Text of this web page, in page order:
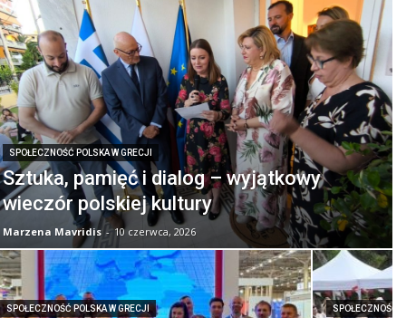
SPOŁECZNOŚĆ POLSKA W GRECJI
Sztuka, pamięć i dialog – wyjątkowy
wieczór polskiej kultury
Marzena Mavridis - 10 czerwca, 2026
SPOŁECZNOŚĆ POLSKA W GRECJI SPOŁECZNOŚĆ